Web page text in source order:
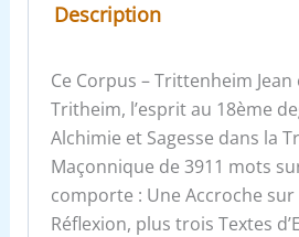
Description
Ce Corpus – Trittenheim
Tritheim, l’esprit au 18ème
Alchimie et Sagesse dans la
Maçonnique de 3911 mots
comporte : Une Accroche sur
Réflexion, plus trois Textes